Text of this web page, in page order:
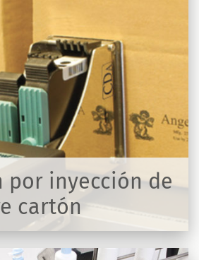
por inyección de
cartón